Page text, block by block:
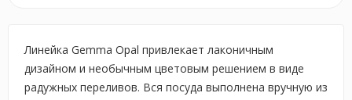
Линейка Gemma Opal привлекает лаконичным
дизайном и необычным цветовым решением в виде
радужных переливов. Вся посуда выполнена вручную из